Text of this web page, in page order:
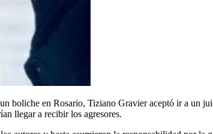
boliche en Rosario, Tiziano Gravier aceptó ir a un
llegar a recibir los agresores.